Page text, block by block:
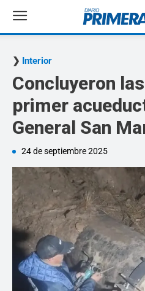
Interior
Concluyeron
primer
General San
24 de septiembre 2025